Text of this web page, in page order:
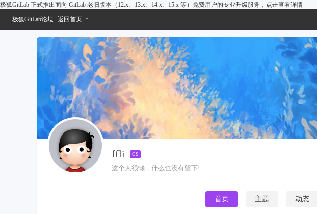
极狐GitLab 正式推出面向 GitLab 老旧版本（12.x、13.x、14.x、15.x 等）免费用户的专业升级服务， 点击查看详情
极狐GitLab论坛 返回首页
ffli CS
这个人很懒，什么也没有留下!
首页 主题 动态